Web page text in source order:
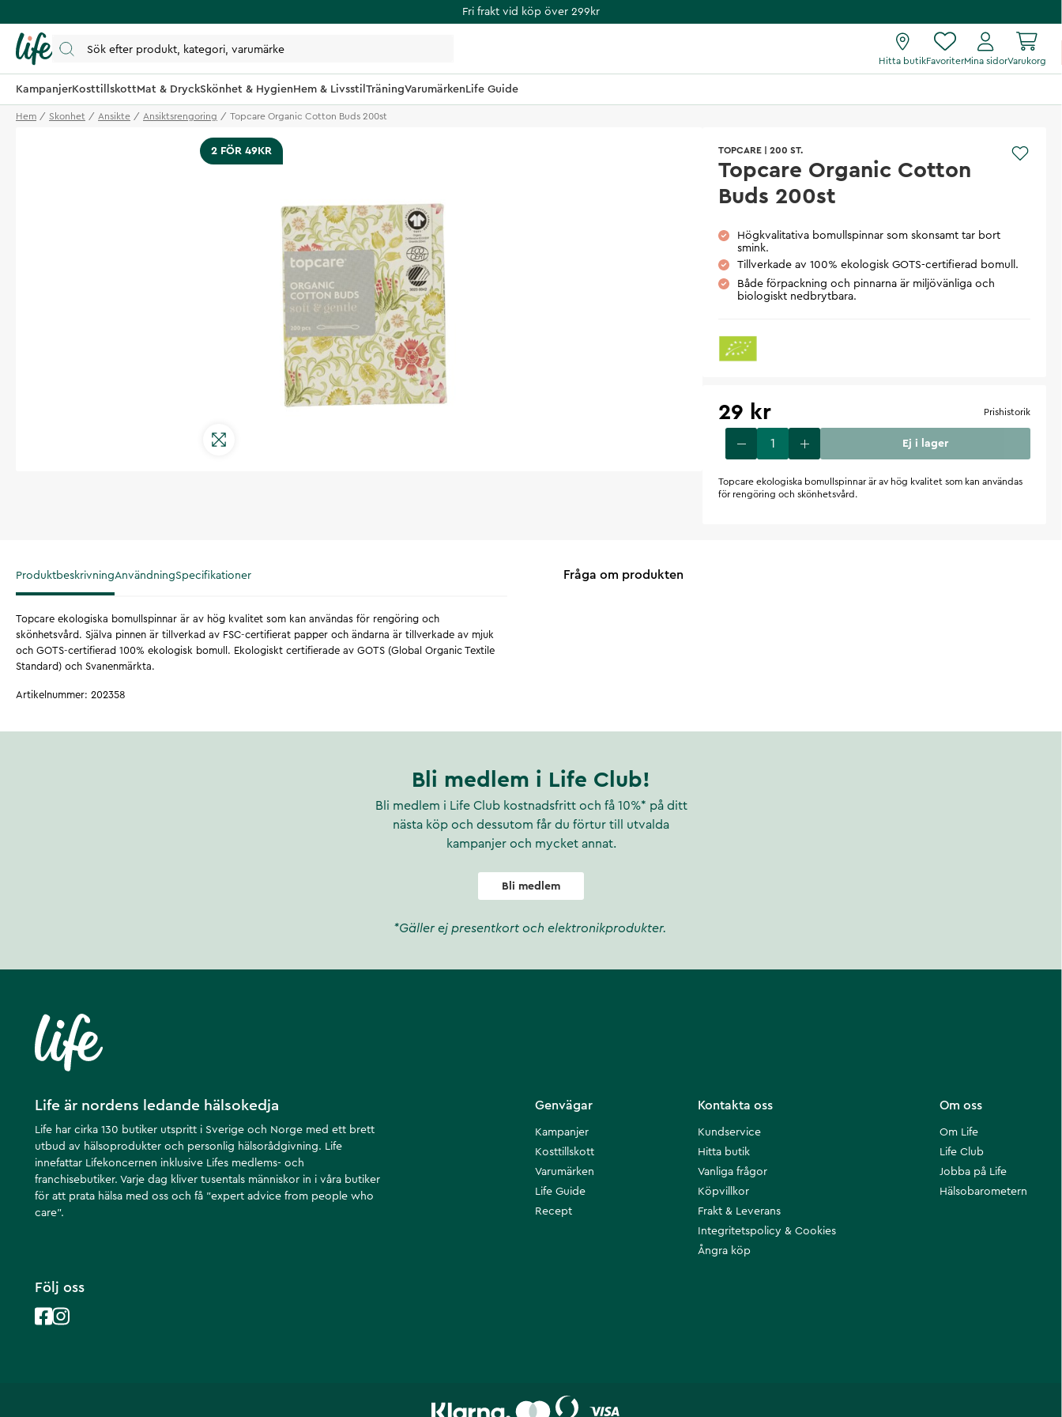
Fri frakt vid köp över 299kr
Hitta butikFavoriterMina sidorVarukorg
KampanjerKosttillskottMat & DryckSkönhet & HygienHem & Livsstil TräningVarumärkenLife Guide
Hem Skonhet Ansikte Ansiktsrengoring Topcare Organic Cotton Buds 200st
2 FÖR 49KR TOPCARE 200 ST.
Topcare Organic Cotton
Buds 200st
Högkvalitativa bomullspinnar som skonsamt tar bort
smink.
Tillverkade av 100% ekologisk GOTS-certifierad bomull.
Både förpackning och pinnarna är miljövänliga och
biologiskt nedbrytbara.
29 kr Prishistorik
Ej i lager
Topcare ekologiska bomullspinnar är av hög kvalitet som kan användas
för rengöring och skönhetsvård.
ProduktbeskrivningAnvändningSpecifikationer
Topcare ekologiska bomullspinnar är av hög kvalitet som kan användas för rengöring och
skönhetsvård. Själva pinnen är tillverkad av FSC-certifierat papper och ändarna är tillverkade av mjuk
och GOTS-certifierad 100% ekologisk bomull. Ekologiskt certifierade av GOTS (Global Organic Textile
Standard) och Svanenmärkta.
Artikelnummer: 202358
Fråga om produkten
Bli medlem i Life Club!
Bli medlem i Life Club kostnadsfritt och få 10%* på ditt
nästa köp och dessutom får du förtur till utvalda
kampanjer och mycket annat.
Bli medlem
*Gäller ej presentkort och elektronikprodukter.
Life är nordens ledande hälsokedja
Life har cirka 130 butiker utspritt i Sverige och Norge med ett brett
utbud av hälsoprodukter och personlig hälsorådgivning. Life
innefattar Lifekoncernen inklusive Lifes medlems- och
franchisebutiker. Varje dag kliver tusentals människor in i våra butiker
för att prata hälsa med oss och få ”expert advice from people who
care”.
Om oss
Om Life
Life Club
Jobba på Life
Hälsobarometern
Kontakta oss
Kundservice
Hitta butik
Vanliga frågor
Köpvillkor
Frakt & Leverans
Integritetspolicy & Cookies
Ångra köp
Genvägar
Kampanjer
Kosttillskott
Varumärken
Life Guide
Recept
Följ oss